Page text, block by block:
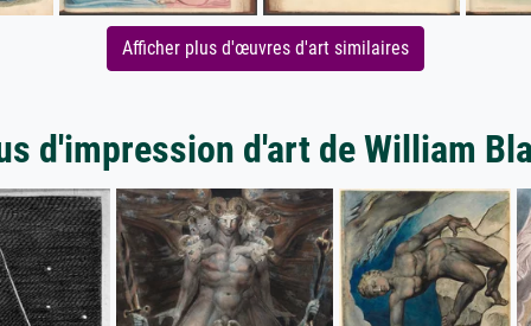
Afficher plus d'œuvres d'art similaires
d'impression d'art de William